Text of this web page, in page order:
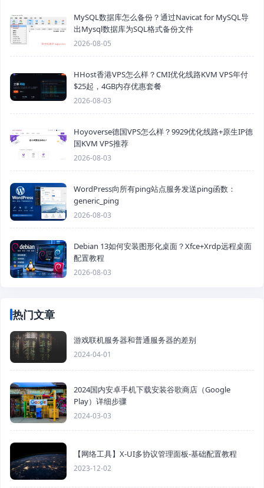
MySQL数据库怎么备份？通过Navicat for MySQL导
出Mysql数据库为SQL格式备份文件
2026-08-05
HHost香港VPS怎么样？CMI优化线路KVM VPS年付
$25起，4GB内存优惠套餐
2026-08-03
Hoyoverse德国VPS怎么样？9929优化线路+原生IP德
国KVM VPS推荐
2026-08-03
WordPress向所有ping站点服务发送ping函数：
generic_ping
2026-08-03
Debian 13如何安装图形化桌面？Xfce+Xrdp远程桌面
配置教程
2026-08-03
热门文章
游戏联机服务器和普通服务器的差别
2024-04-01
2024国内安卓手机下载安装谷歌商店（Google
Play）详细步骤
2024-03-03
【网络工具】X-UI多协议管理面板-基础配置教程
2023-12-02